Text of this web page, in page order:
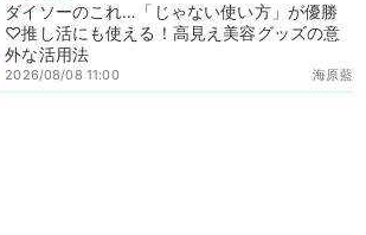
ダイソーのこれ…「じゃない使い方」が優勝
♡推し活にも使える！高見え美容グッズの意
外な活用法
海原藍
2026/08/08 11:00